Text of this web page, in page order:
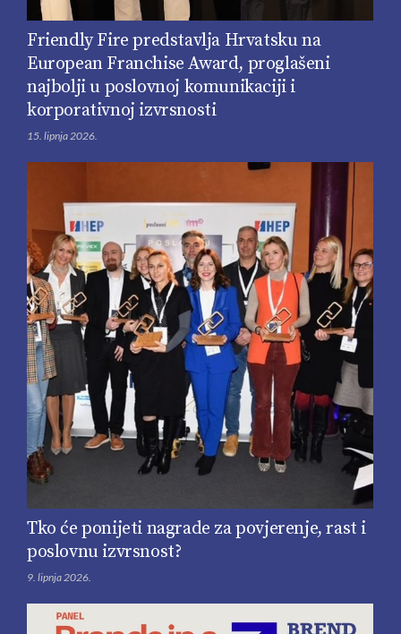
Friendly Fire predstavlja Hrvatsku na
European Franchise Award, proglašeni
najbolji u poslovnoj komunikaciji i
korporativnoj izvrsnosti
15. lipnja 2026.
Tko će ponijeti nagrade za povjerenje, rast i
poslovnu izvrsnost?
9. lipnja 2026.